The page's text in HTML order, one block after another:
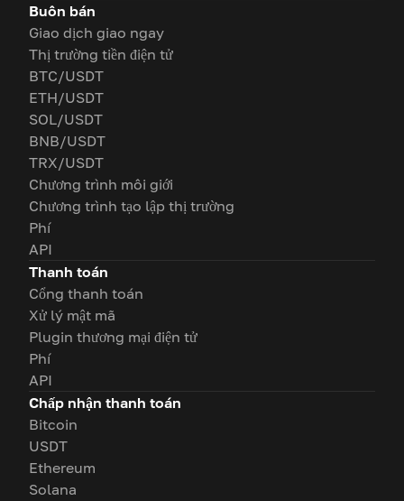
Buôn bán
Giao dịch giao ngay
Thị trường tiền điện tử
BTC/USDT
ETH/USDT
SOL/USDT
BNB/USDT
TRX/USDT
Chương trình môi giới
Chương trình tạo lập thị trường
Phí
API
Thanh toán
Cổng thanh toán
Xử lý mật mã
Plugin thương mại điện tử
Phí
API
Chấp nhận thanh toán
Bitcoin
USDT
Ethereum
Solana